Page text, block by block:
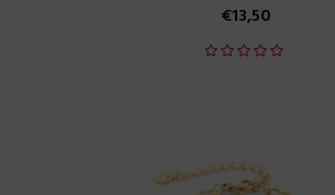
€13,50